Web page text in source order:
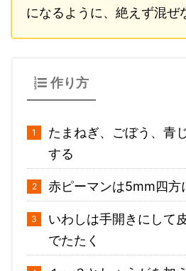
になるように、絶えず混ぜ
作り方
たまねぎ、ごぼう、青
する
赤ピーマンは5mm四方
いわしは手開きにして
でたたく